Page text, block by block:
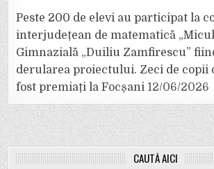
Peste 200 de elevi au participat la
interjudețean de matematică „Micul
Gimnazială „Duiliu Zamfirescu”
derularea proiectului. Zeci de copii
fost premiați la Focșani 12/06/2026
CAUTĂ AICI